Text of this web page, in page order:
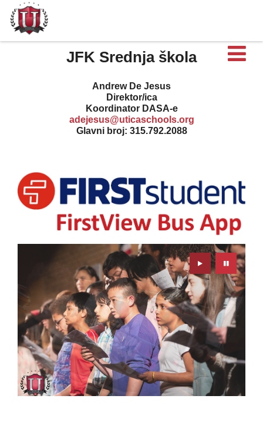
JFK Srednja škola
Andrew De Jesus
Direktor/ica
Koordinator DASA-e
adejesus@uticaschools.org
Glavni broj: 315.792.2088
Play Pause